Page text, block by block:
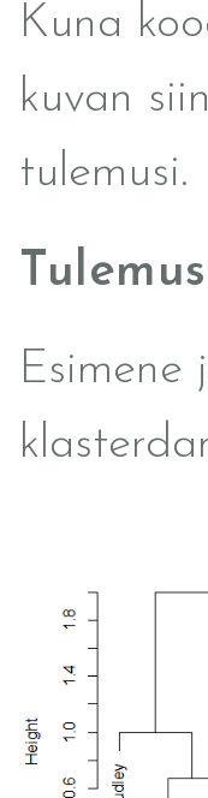
Kuna
kuvan
tulemusi.
Esimene